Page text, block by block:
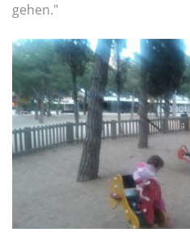
gehen."